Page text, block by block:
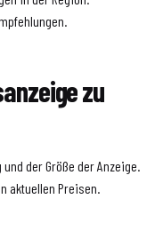
zu
der Größe der Anzeige.
aktuellen Preisen.